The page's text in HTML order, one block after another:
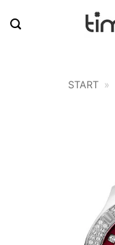
Inhalt
START »